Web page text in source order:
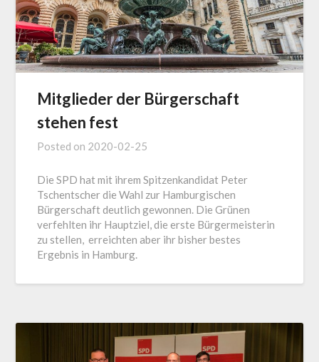
Mitglieder der Bürgerschaft
stehen fest
Posted on 2020-02-25
Die SPD hat mit ihrem Spitzenkandidat Peter
Tschentscher die Wahl zur Hamburgischen
Bürgerschaft deutlich gewonnen. Die Grünen
verfehlten ihr Hauptziel, die erste Bürgermeisterin
zu stellen, erreichten aber ihr bisher bestes
Ergebnis in Hamburg.